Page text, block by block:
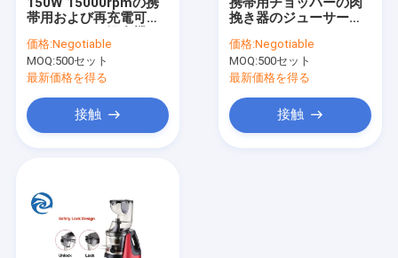
電気グリルのグリドルの小鍋
チョッパーの肉挽き器のジューサー
ホテルの寝具は置く
帯用および再充電可能
220V
価格:Negotiable
MOQ:500セット
最新価格を得る
接触
挽き器のジューサー
価格:Negotiable
MOQ:500セット
最新価格を得る
接触